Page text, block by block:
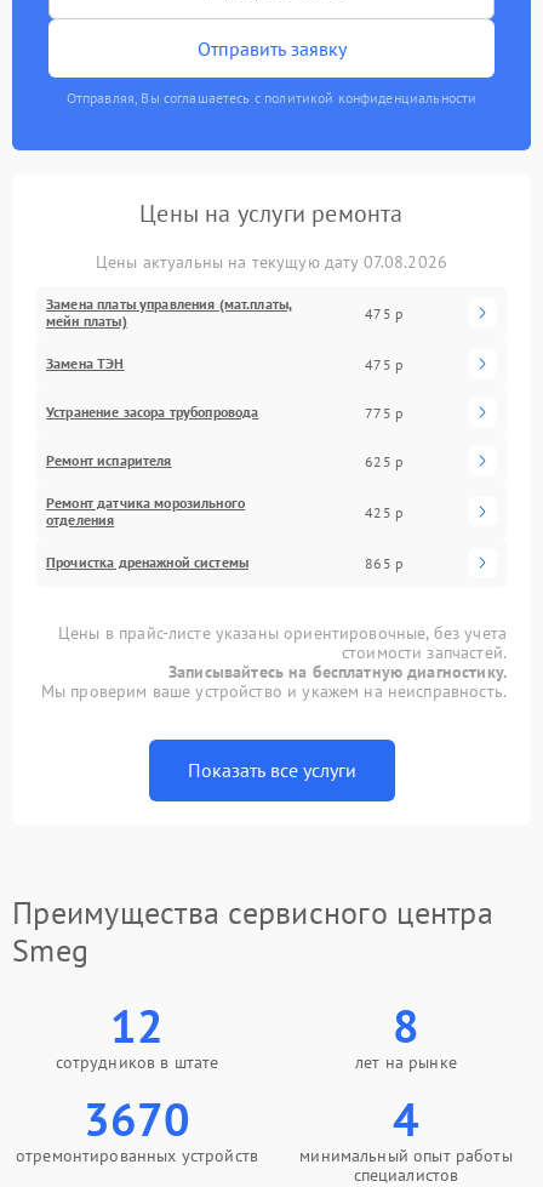
Отправить заявку
Отправляя, Вы соглашаетесь с политикой конфиденциальности
Цены на услуги ремонта
Цены актуальны на текущую дату 07.08.2026
Замена платы управления (мат.платы,
мейн платы)
475 р
Замена ТЭН 475 р
Устранение засора трубопровода 775 р
Ремонт испарителя 625 р
Ремонт датчика морозильного
отделения
425 р
Прочистка дренажной системы 865 р
Цены в прайс-листе указаны ориентировочные, без учета
стоимости запчастей.
Записывайтесь на бесплатную диагностику.
Мы проверим ваше устройство и укажем на неисправность.
Показать все услуги
Преимущества сервисного центра
Smeg
12
сотрудников в штате
8
лет на рынке
3670
отремонтированных устройств
4
минимальный опыт работы
специалистов